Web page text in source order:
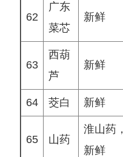
62
广东
菜芯
新鲜
63
西葫
芦
新鲜
64 茭白 新鲜
65 山药
淮山药，
新鲜